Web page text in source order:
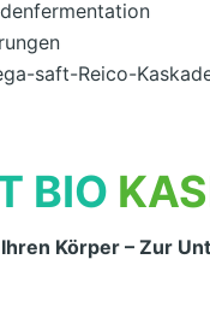
BIO
Körper – Zur